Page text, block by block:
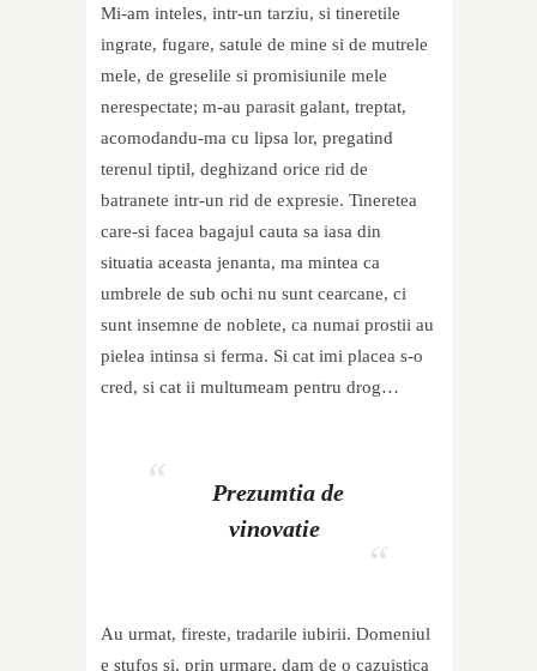
Mi-am inteles, intr-un tarziu, si tineretile
ingrate, fugare, satule de mine si de mutrele
mele, de greselile si promisiunile mele
nerespectate; m-au parasit galant, treptat,
acomodandu-ma cu lipsa lor, pregatind
terenul tiptil, deghizand orice rid de
batranete intr-un rid de expresie. Tineretea
care-si facea bagajul cauta sa iasa din
situatia aceasta jenanta, ma mintea ca
umbrele de sub ochi nu sunt cearcane, ci
sunt insemne de noblete, ca numai prostii au
pielea intinsa si ferma. Si cat imi placea s-o
cred, si cat ii multumeam pentru drog…
Prezumtia de
vinovatie
Au urmat, fireste, tradarile iubirii. Domeniul
e stufos si, prin urmare, dam de o cazuistica